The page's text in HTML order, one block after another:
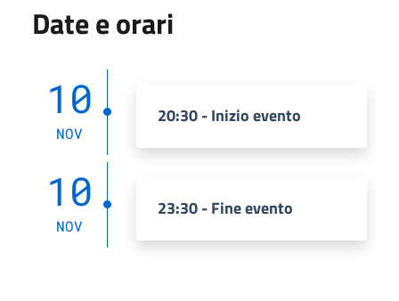
Date e orari
10
NOV
20:30 - Inizio evento
10
NOV
23:30 - Fine evento